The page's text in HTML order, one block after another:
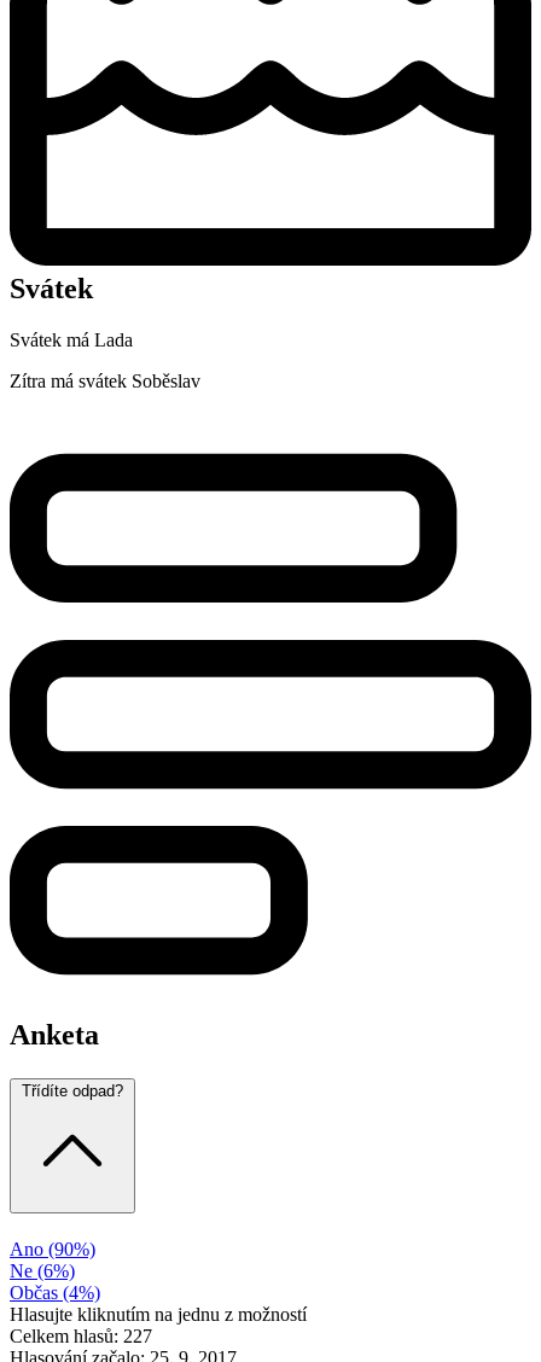
Svátek
Svátek má Lada
Zítra má svátek Soběslav
Anketa
Třídíte odpad?
Ano (90%)
Ne (6%)
Občas (4%)
Hlasujte kliknutím na jednu z možností
Celkem hlasů: 227
Hlasování začalo: 25. 9. 2017